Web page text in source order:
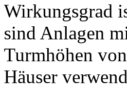
Wirkungsgrad
sind Anlagen
Turmhöhen
Häuser